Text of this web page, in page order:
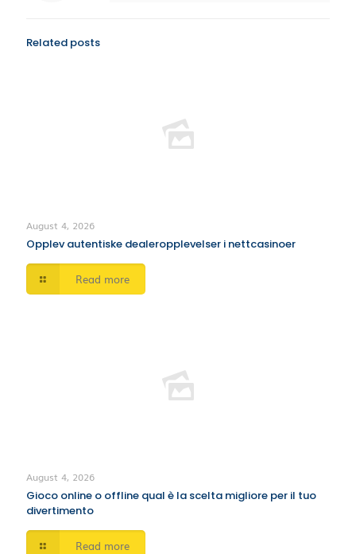
Related posts
August 4, 2026
Opplev autentiske dealeropplevelser i nettcasinoer
Read more
August 4, 2026
Gioco online o offline qual è la scelta migliore per il tuo
divertimento
Read more